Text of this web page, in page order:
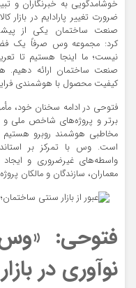
خوشامدگویی به خبرنگاران و
ضرورت تغییر پارادایم در بازار
صنعت ساختمان یکی از
کرد: مجموعه وس صرفاً یک
نیست؛ ما اینجا هستیم تا
صنعت ساختمان ارائه دهیم.
کیفیت محصول با هوشمندی
فتوحی در ادامه سخنان خود،
برتر و پروژه‌های شاخص ملی و
مخاطبی هوشمند روبرو هستیم که
است. وس با تمرکز بر
واسطه‌های غیرضروری و ایجاد
معماران، سازندگان و مالکان
فتوحی:
نوآوری در